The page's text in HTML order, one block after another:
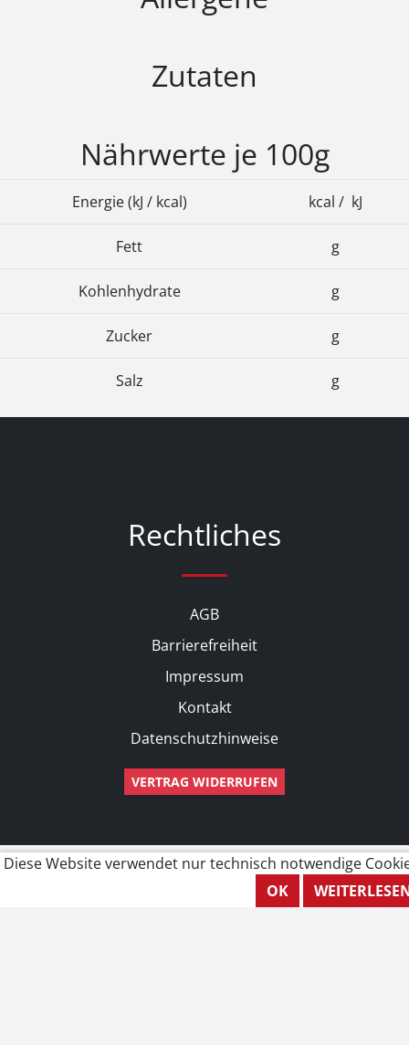
Zutaten
Nährwerte je 100g
Energie (kJ / kcal) kcal / kJ
Fett g
Kohlenhydrate g
Zucker g
Salz g
Rechtliches
AGB
Barrierefreiheit
Impressum
Kontakt
Datenschutzhinweise
VERTRAG WIDERRUFEN
Diese Website verwendet nur technisch notwendige
OK